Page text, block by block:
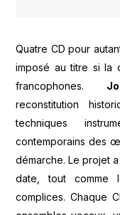
Quatre CD pour
imposé au titre si la
francophones.
reconstitution
techniques
contemporains des
démarche. Le projet
date, tout comme
complices. Chaque